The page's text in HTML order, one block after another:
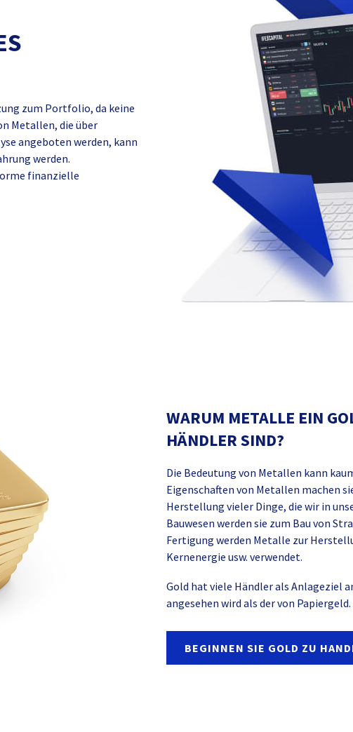
zum Portfolio, da keine
Metallen, die über
angeboten werden, kann
werden.
finanzielle
WARUM METALLE EIN
HÄNDLER SIND?
Die Bedeutung von Metallen kann
Eigenschaften von Metallen machen
Herstellung vieler Dinge, die wir in
Bauwesen werden sie zum Bau von
Fertigung werden Metalle zur
Kernenergie usw. verwendet.
Gold hat viele Händler als Anlageziel
angesehen wird als der von Papiergeld.
BEGINNEN SIE GOLD ZU